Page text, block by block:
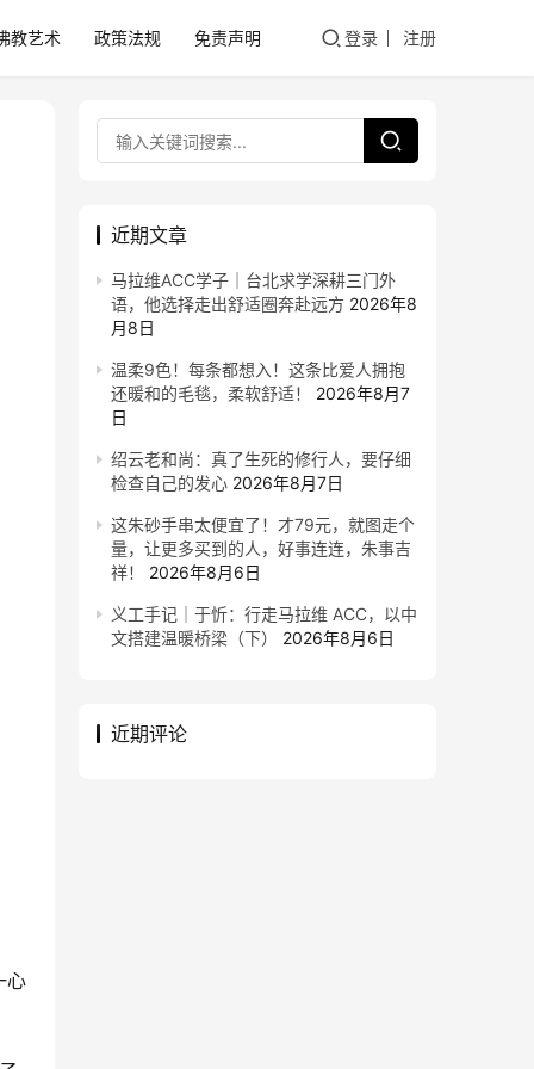
教艺术 政策法规 免责声明 登录 注册
心
近期文章
马拉维ACC学子｜台北求学深耕三门外
语，他选择走出舒适圈奔赴远方 2026年8
月8日
温柔9色！每条都想入！这条比爱人拥抱
还暖和的毛毯，柔软舒适！
2026年8月7
日
绍云老和尚：真了生死的修行人，要仔细
检查自己的发心 2026年8月7日
这朱砂手串太便宜了！才79元，就图走个
量，让更多买到的人，好事连连，朱事吉
祥！
2026年8月6日
义工手记｜于忻：行走马拉维 ACC，以中
文搭建温暖桥梁（下）
2026年8月6日
近期评论